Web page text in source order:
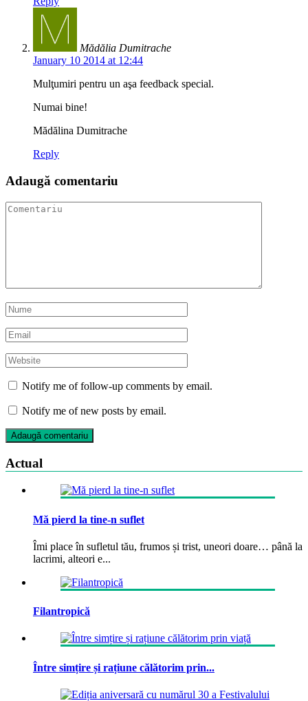
Mădălia Dumitrache
January 10 2014 at 12:44
Mulţumiri pentru un aşa feedback special.
Numai bine!
Mădălina Dumitrache
Reply
Adaugă comentariu
Notify me of follow-up comments by email.
Notify me of new posts by email.
Actual
Mă pierd la tine-n suflet
Îmi place în sufletul tău, frumos și trist, uneori doare… până la
lacrimi, alteori e...
Filantropică
Între simțire și rațiune călătorim prin...